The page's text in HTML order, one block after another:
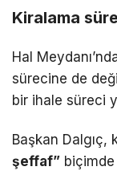
Kiralama
Hal
sürecine de
bir ihale süreci
Başkan Dalgıç,
şeffaf”